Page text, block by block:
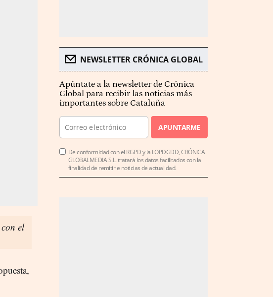
el
NEWSLETTER CRÓNICA GLOBAL
Apúntate a la newsletter de Crónica
Global para recibir las noticias más
importantes sobre Cataluña
APUNTARME
De conformidad con el RGPD y la LOPDGDD, CRÓNICA
GLOBALMEDIA S.L. tratará los datos facilitados con la
finalidad de remitirle noticias de actualidad.